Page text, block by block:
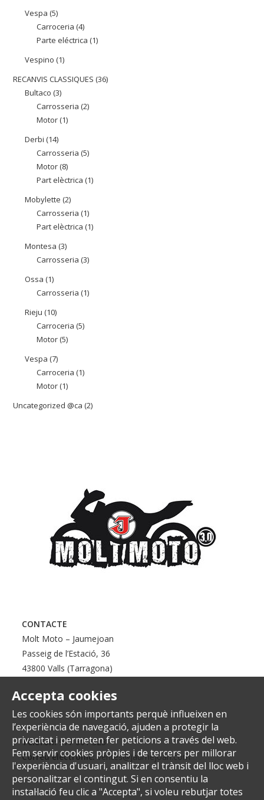
Vespa 55
productes
Carroceria 44
productes
Parte eléctrica 11
Vespino 11
producte
RECANVIS CLASSIQUES 3636
Bultaco 33
productes
Carrosseria 22
Motor 11
Derbi 1414
productes
Carrosseria 55
Motor 88
productes
Part elèctrica 11
Mobylette 22
productes
Carrosseria 11
producte
Part elèctrica 11
Montesa 33
productes
Carrosseria 33
Ossa 11
producte
Carrosseria 11
Rieju 1010
productes
Carroceria 55
Motor 55
Vespa 77
productes
Carroceria 11
Motor 11
producte
Uncategorized @ca 22
Accepta cookies
Les cookies són importants perquè influeixen en
l’experiència de navegació, ajuden a protegir la
privacitat i permeten fer peticions a través del web.
Fem servir cookies pròpies i de tercers per millorar
l'experiència d'usuari, analitzar el trànsit del lloc web i
personalitzar el contingut. Si en consentiu la
instal·lació feu clic a "Accepta", si voleu rebutjar totes
CONTACTE
Molt Moto – Jaumejoan
Passeig de l’Estació, 36
43800 Valls (Tarragona)
Telèfon:977 601 323
Correu electrònic: ventes@jaumejoan.com